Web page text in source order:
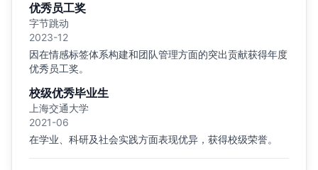
优秀员工奖
字节跳动
2023-12
因在情感标签体系构建和团队管理方面的突出贡献获得年度
优秀员工奖。
校级优秀毕业生
上海交通大学
2021-06
在学业、科研及社会实践方面表现优异，获得校级荣誉。